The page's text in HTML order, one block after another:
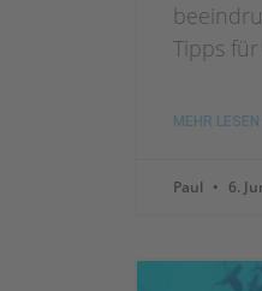
Tipps
MEHR LESEN
Paul 6.